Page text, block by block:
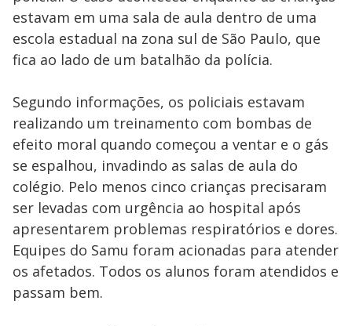
estavam em uma sala de aula dentro de uma
escola estadual na zona sul de São Paulo, que
fica ao lado de um batalhão da polícia.
Segundo informações, os policiais estavam
realizando um treinamento com bombas de
efeito moral quando começou a ventar e o gás
se espalhou, invadindo as salas de aula do
colégio. Pelo menos cinco crianças precisaram
ser levadas com urgência ao hospital após
apresentarem problemas respiratórios e dores.
Equipes do Samu foram acionadas para atender
os afetados. Todos os alunos foram atendidos e
passam bem.